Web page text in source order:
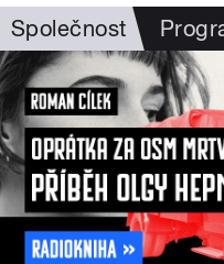
Společnost